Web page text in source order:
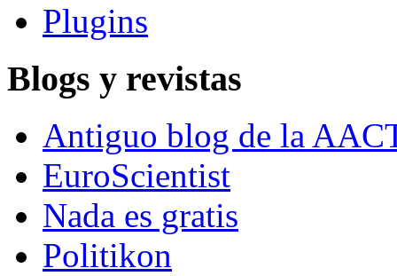
Plugins
Blogs y revistas
Antiguo blog de la
EuroScientist
Nada es gratis
Politikon